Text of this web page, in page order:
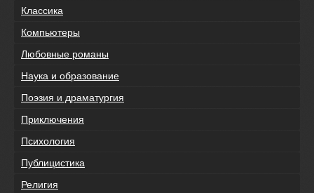
Классика
Компьютеры
Любовные романы
Наука и образование
Поэзия и драматургия
Приключения
Психология
Публицистика
Религия